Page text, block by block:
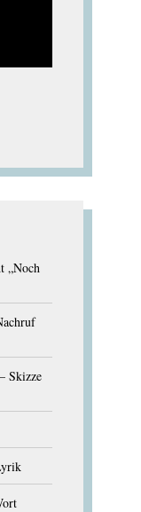
„Noch
Skizze